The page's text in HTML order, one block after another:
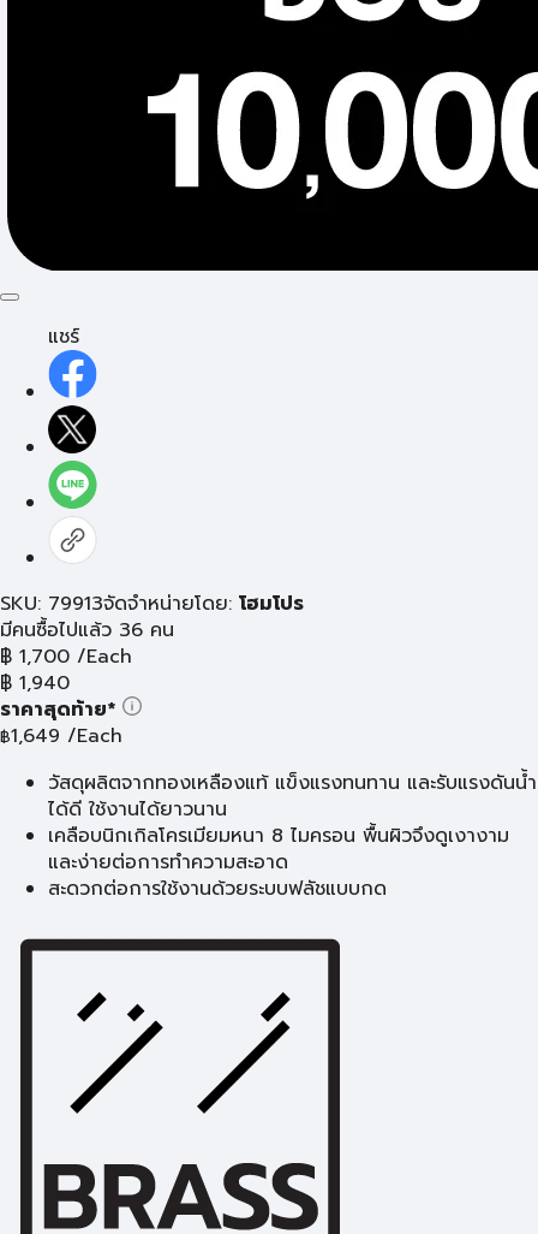
แชร์
SKU: 79913จัดจำหน่ายโดย: โฮมโปร
มีคนซื้อไปแล้ว 36 คน
฿ 1,700 /Each
฿ 1,940
ราคาสุดท้าย*
฿1,649 /Each
วัสดุผลิตจากทองเหลืองแท้ แข็งแรงทนทาน และรับแรงดันน้ำ
ได้ดี ใช้งานได้ยาวนาน
เคลือบนิกเกิลโครเมียมหนา 8 ไมครอน พื้นผิวจึงดูเงางาม
และง่ายต่อการทำความสะอาด
สะดวกต่อการใช้งานด้วยระบบฟลัชแบบกด